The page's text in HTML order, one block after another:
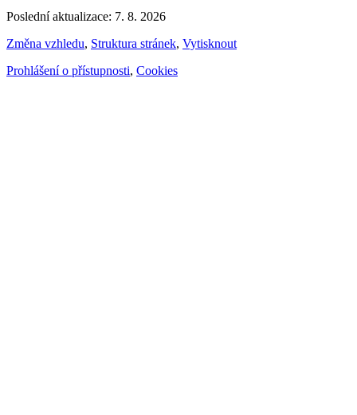
Poslední aktualizace: 7. 8. 2026
Změna vzhledu, Struktura stránek, Vytisknout
Prohlášení o přístupnosti, Cookies